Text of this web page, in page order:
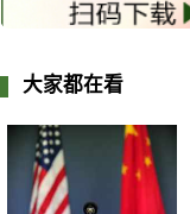
大家都在看